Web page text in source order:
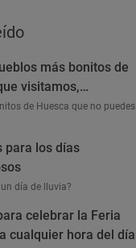
más bonitos de
visitamos,
y amamos
de Huesca que no puedes
para los días
día de lluvia?
celebrar la Feria
cualquier hora del día